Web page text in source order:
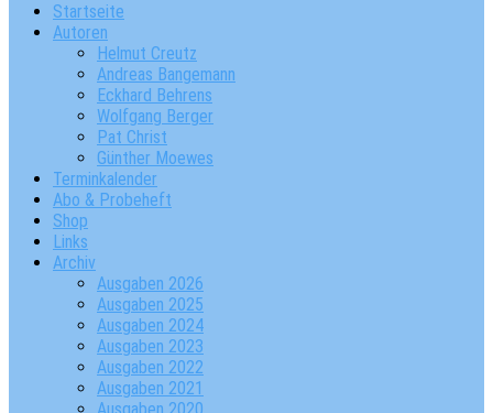
Startseite
Autoren
Helmut Creutz
Andreas Bangemann
Eckhard Behrens
Wolfgang Berger
Pat Christ
Günther Moewes
Terminkalender
Abo & Probeheft
Shop
Links
Archiv
Ausgaben 2026
Ausgaben 2025
Ausgaben 2024
Ausgaben 2023
Ausgaben 2022
Ausgaben 2021